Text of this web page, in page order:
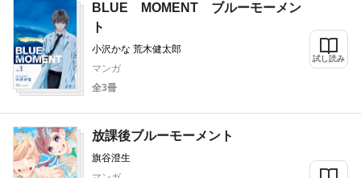
BLUE MOMENT ブルーモーメン
ト
小沢かな 荒木健太郎
マンガ
全3冊
試し読み
放課後ブルーモーメント
旗谷澄生